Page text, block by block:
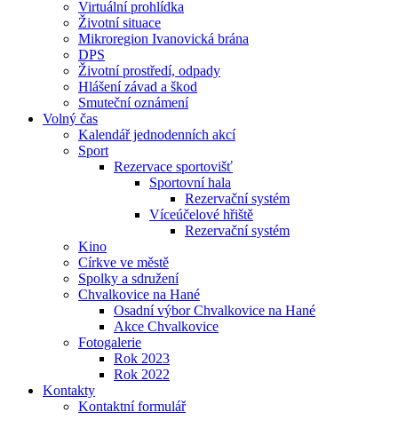
Virtuální prohlídka
Životní situace
Mikroregion Ivanovická brána
DPS
Životní prostředí, odpady
Hlášení závad a škod
Smuteční oznámení
Volný čas
Kalendář jednodenních akcí
Sport
Rezervace sportovišť
Sportovní hala
Rezervační systém
Víceúčelové hřiště
Rezervační systém
Kino
Církve ve městě
Spolky a sdružení
Chvalkovice na Hané
Osadní výbor Chvalkovice na Hané
Akce Chvalkovice
Fotogalerie
Rok 2023
Rok 2022
Kontakty
Kontaktní formulář